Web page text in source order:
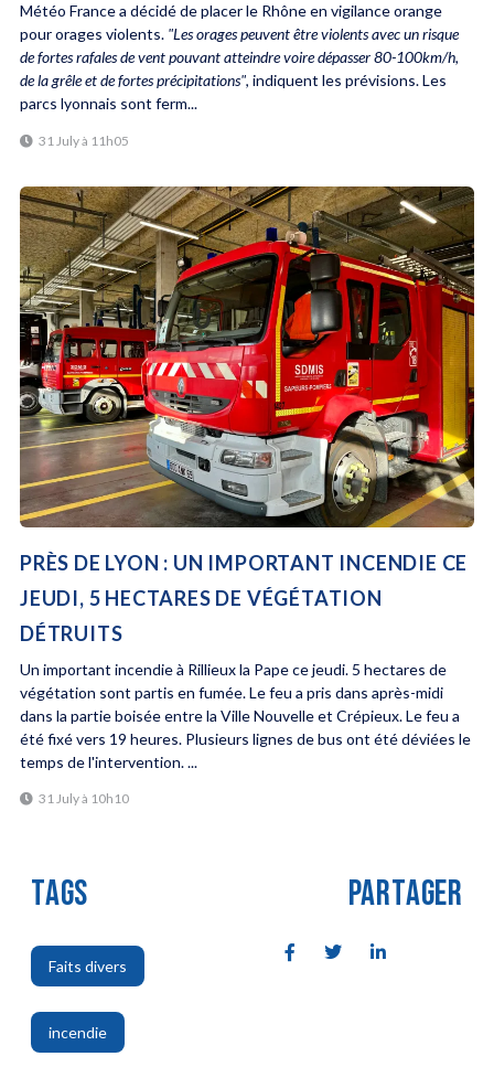
Météo France a décidé de placer le Rhône en vigilance orange
pour orages violents. "Les orages peuvent être violents avec un risque
de fortes rafales de vent pouvant atteindre voire dépasser 80-100km/h,
de la grêle et de fortes précipitations", indiquent les prévisions. Les
parcs lyonnais sont ferm...
31 July à 11h05
PRÈS DE LYON : UN IMPORTANT INCENDIE CE
JEUDI, 5 HECTARES DE VÉGÉTATION
DÉTRUITS
Un important incendie à Rillieux la Pape ce jeudi. 5 hectares de
végétation sont partis en fumée. Le feu a pris dans après-midi
dans la partie boisée entre la Ville Nouvelle et Crépieux. Le feu a
été fixé vers 19 heures. Plusieurs lignes de bus ont été déviées le
temps de l'intervention. ...
31 July à 10h10
TAGS
Faits divers
,
incendie
,
PARTAGER